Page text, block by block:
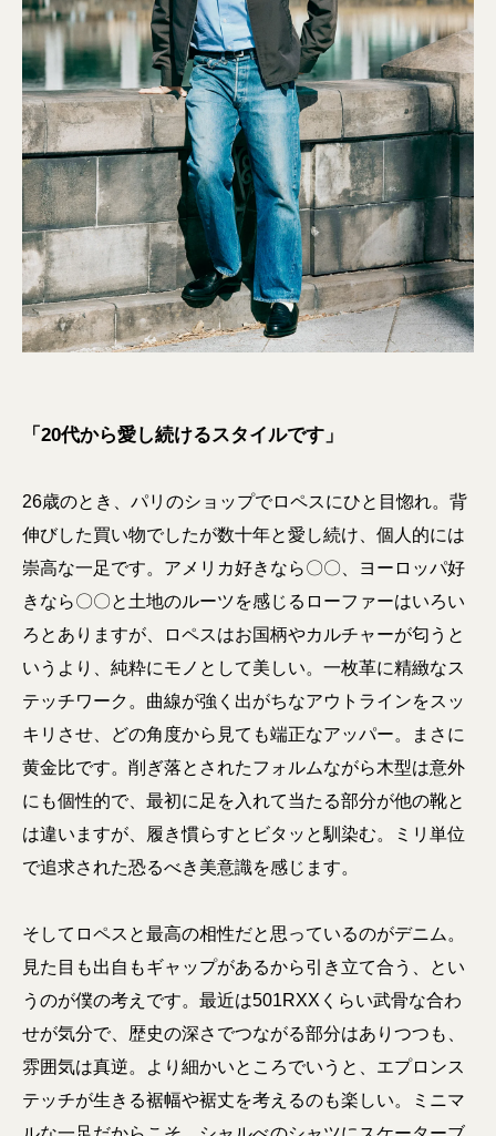
「20代から愛し続けるスタイルです」
26歳のとき、パリのショップでロペスにひと目惚れ。背
伸びした買い物でしたが数十年と愛し続け、個人的には
崇高な一足です。アメリカ好きなら〇〇、ヨーロッパ好
きなら〇〇と土地のルーツを感じるローファーはいろい
ろとありますが、ロペスはお国柄やカルチャーが匂うと
いうより、純粋にモノとして美しい。一枚革に精緻なス
テッチワーク。曲線が強く出がちなアウトラインをスッ
キリさせ、どの角度から見ても端正なアッパー。まさに
黄金比です。削ぎ落とされたフォルムながら木型は意外
にも個性的で、最初に足を入れて当たる部分が他の靴と
は違いますが、履き慣らすとビタッと馴染む。ミリ単位
で追求された恐るべき美意識を感じます。
そしてロペスと最高の相性だと思っているのがデニム。
見た目も出自もギャップがあるから引き立て合う、とい
うのが僕の考えです。最近は501RXXくらい武骨な合わ
せが気分で、歴史の深さでつながる部分はありつつも、
雰囲気は真逆。より細かいところでいうと、エプロンス
テッチが生きる裾幅や裾丈を考えるのも楽しい。ミニマ